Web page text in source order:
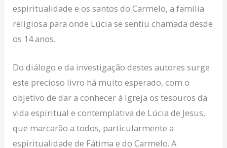
espiritualidade e os santos do Carmelo, a família
religiosa para onde Lúcia se sentiu chamada desde
os 14 anos.
Do diálogo e da investigação destes autores surge
este precioso livro há muito esperado, com o
objetivo de dar a conhecer à Igreja os tesouros da
vida espiritual e contemplativa de Lúcia de Jesus,
que marcarão a todos, particularmente a
espiritualidade de Fátima e do Carmelo. A